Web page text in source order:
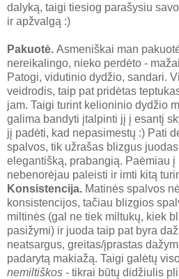
dalyką, taigi tiesiog parašysiu
ir apžvalgą :)
Pakuotė. Asmeniškai man
nereikalingo, nieko perdėto -
Patogi, vidutinio dydžio, sandari.
veidrodis, taip pat pridėtas
jam. Taigi turint kelioninio dydžio
galima bandyti įtalpinti jį į esantį
jį padėti, kad nepasimestų :) Pati
spalvos, tik užrašas blizgus
elegantišką, prabangią. Paėmiau
nebenorėjau paleisti ir imti kitą
Konsistencija. Matinės spalvos
konsistencijos, tačiau blizgios
miltinės (gal ne tiek miltukų, kiek
pasižymi) ir juoda taip pat byra
neatsargus, greitas/įprastas
padarytą makiažą. Taigi galėtų
nemiltiškos - tikrai būtų didžiulis